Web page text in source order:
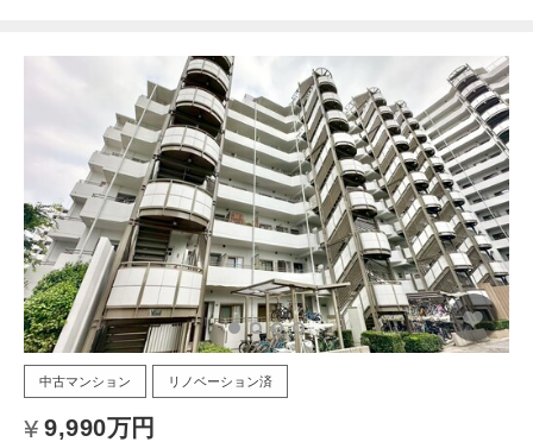
中古マンション リノベーション済
9,990万円